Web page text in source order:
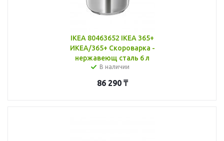
IKEA 80463652 IKEA 365+
ИКЕА/365+ Скороварка -
нержавеющ сталь 6 л
В наличии
86 290₸